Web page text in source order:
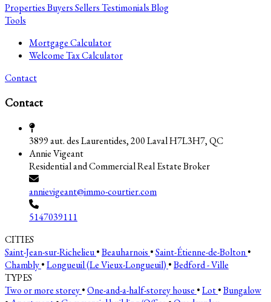
PropertiesBuyersSellersTestimonialsBlog
Tools
Mortgage Calculator
Welcome Tax Calculator
Contact
Contact
3899 aut. des Laurentides, 200 Laval H7L3H7, QC
Annie Vigeant
Residential and Commercial Real Estate Broker
annievigeant@immo-courtier.com
5147039111
CITIES
Saint-Jean-sur-Richelieu•Beauharnois •Saint-Étienne-de-Bolton•
Chambly•Longueuil (Le Vieux-Longueuil) •Bedford - Ville
TYPES
Two or more storey•One-and-a-half-storey house •Lot•Bungalow